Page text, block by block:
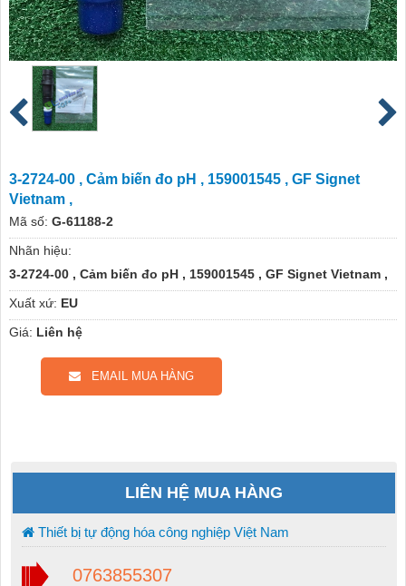
3-2724-00 , Cảm biến đo pH , 159001545 , GF Signet
Vietnam ,
Mã số: G-61188-2
Nhãn hiệu:
3-2724-00 , Cảm biến đo pH , 159001545 , GF Signet Vietnam ,
Xuất xứ: EU
Giá: Liên hệ
EMAIL MUA HÀNG
LIÊN HỆ MUA HÀNG
Thiết bị tự động hóa công nghiệp Việt Nam
0763855307